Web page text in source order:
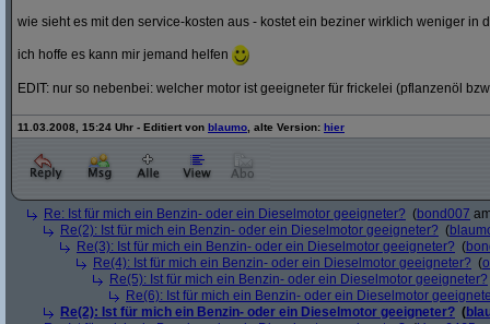
wie sieht es mit den service-kosten aus - kostet ein beziner wirklich weniger in
ich hoffe es kann mir jemand helfen
EDIT: nur so nebenbei: welcher motor ist geeigneter für frickelei (pflanzenöl
11.03.2008, 15:24 Uhr - Editiert von blaumo , alte Version: hier
Re: Ist für mich ein Benzin- oder ein Dieselmotor geeigneter? (bond007
Re(2): Ist für mich ein Benzin- oder ein Dieselmotor geeigneter? (
Re(3): Ist für mich ein Benzin- oder ein Dieselmotor geeigneter? (
Re(4): Ist für mich ein Benzin- oder ein Dieselmotor geeigneter? (
Re(5): Ist für mich ein Benzin- oder ein Dieselmotor geeigneter?
Re(6): Ist für mich ein Benzin- oder ein Dieselmotor
Re(2): Ist für mich ein Benzin- oder ein Dieselmotor geeigneter? (